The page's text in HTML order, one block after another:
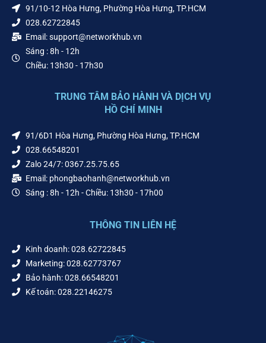
91/10-12 Hòa Hưng, Phường Hòa Hưng, TP.HCM
028.62722845
Email: support@networkhub.vn
Sáng : 8h - 12h
Chiều: 13h30 - 17h30
TRUNG TÂM BẢO HÀNH VÀ DỊCH VỤ
HỒ CHÍ MINH
91/6D1 Hòa Hưng, Phường Hòa Hưng, TP.HCM
028.66548201
Zalo 24/7: 0367.25.75.65
Email: phongbaohanh@networkhub.vn
Sáng : 8h - 12h - Chiều: 13h30 - 17h00
THÔNG TIN LIÊN HỆ
Kinh doanh: 028.62722845
Marketing: 028.62773767
Bảo hành: 028.66548201
Kế toán: 028.22146275